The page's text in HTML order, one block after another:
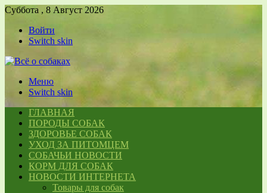
Суббота , 8 Август 2026
Войти
Switch skin
Меню
Switch skin
ГЛАВНАЯ
ПОРОДЫ СОБАК
ЗДОРОВЬЕ СОБАК
УХОД ЗА ПИТОМЦЕМ
СОБАЧЬИ НОВОСТИ
КОРМ ДЛЯ СОБАК
НОВОСТИ ИНТЕРНЕТА
Товары для собак